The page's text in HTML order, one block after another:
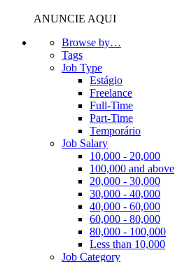
ANUNCIE AQUI
Browse by…
Tags
Job Type
Estágio
Freelance
Full-Time
Part-Time
Temporário
Job Salary
10,000 - 20,000
100,000 and above
20,000 - 30,000
30,000 - 40,000
40,000 - 60,000
60,000 - 80,000
80,000 - 100,000
Less than 10,000
Job Category